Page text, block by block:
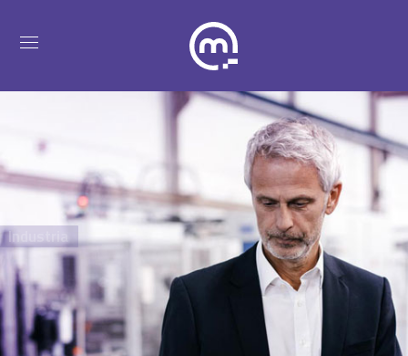
Progettare, sviluppare
prevedere e decidere.
Industria
e integrare per creare,